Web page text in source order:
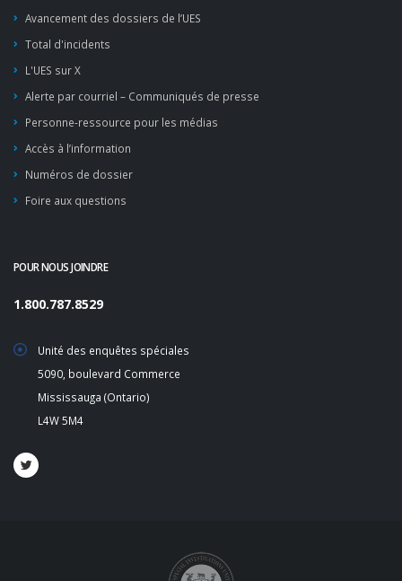
Avancement des dossiers de l’UES
Total d'incidents
L'UES sur X
Alerte par courriel – Communiqués de presse
Personne-ressource pour les médias
Accès à l’information
Numéros de dossier
Foire aux questions
POUR NOUS JOINDRE
1.800.787.8529
Unité des enquêtes spéciales
5090, boulevard Commerce
Mississauga (Ontario)
L4W 5M4